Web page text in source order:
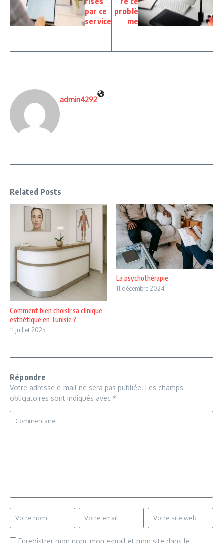
par ce
service
problè
me
admin4292
Related Posts
Comment bien choisir sa clinique
esthétique en Tunisie ?
11 juillet 2025
La psychothérapie
11 décembre 2024
Répondre
Votre adresse e-mail ne sera pas publiée. Les champs
obligatoires sont indiqués avec *
Enregistrer mon nom, mon e-mail et mon site dans le